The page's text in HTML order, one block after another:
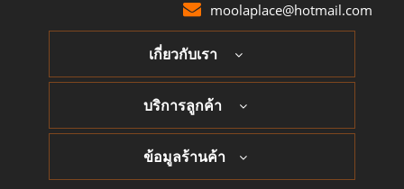
moolaplace@hotmail.com
เกี่ยวกับเรา
บริการลูกค้า
ข้อมูลร้านค้า